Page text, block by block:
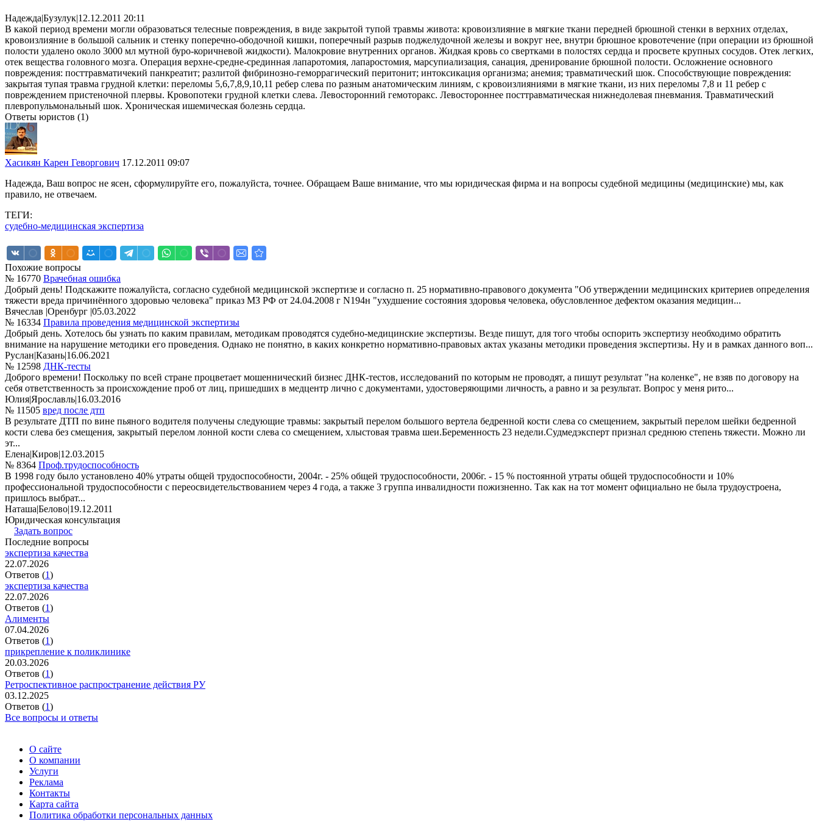
Надежда|Бузулук|12.12.2011 20:11
В какой период времени могли образоваться телесные повреждения, в виде закрытой тупой травмы живота: кровоизлияние в мягкие ткани передней брюшной стенки в верхних отделах,
кровоизлияние в большой сальник и стенку поперечно-ободочной кишки, поперечный разрыв поджелудочной железы и вокруг нее, внутри брюшное кровотечение (при операции из брюшной
полости удалено около 3000 мл мутной буро-коричневой жидкости). Малокровие внутренних органов. Жидкая кровь со свертками в полостях сердца и просвете крупных сосудов. Отек легких,
отек вещества головного мозга. Операция верхне-средне-срединная лапаротомия, лапаростомия, марсупиализация, санация, дренирование брюшной полости. Осложнение основного
повреждения: посттравматичекий панкреатит; разлитой фибринозно-геморрагический перитонит; интоксикация организма; анемия; травматический шок. Способствующие повреждения:
закрытая тупая травма грудной клетки: переломы 5,6,7,8,9,10,11 ребер слева по разным анатомическим линиям, с кровоизлияниями в мягкие ткани, из них переломы 7,8 и 11 ребер с
повреждением пристеночной плервы. Кровопотеки грудной клетки слева. Левосторонний гемоторакс. Левостороннее посттравматическая нижнедолевая пневмания. Травматический
плевропульмональный шок. Хроническая ишемическая болезнь сердца.
Ответы юристов (1)
Хасикян Карен Геворгович 17.12.2011 09:07
Надежда, Ваш вопрос не ясен, сформулируйте его, пожалуйста, точнее. Обращаем Ваше внимание, что мы юридическая фирма и на вопросы судебной медицины (медицинские) мы, как
правило, не отвечаем.
ТЕГИ:
судебно-медицинская экспертиза
Похожие вопросы
№ 16770 Врачебная ошибка
Добрый день! Подскажите пожалуйста, согласно судебной медицинской экспертизе и согласно п. 25 нормативно-правового документа "Об утверждении медицинских критериев определения
тяжести вреда причинённого здоровью человека" приказ МЗ РФ от 24.04.2008 г N194н "ухудшение состояния здоровья человека, обусловленное дефектом оказания медицин...
Вячеслав |Оренбург |05.03.2022
№ 16334 Правила проведения медицинской экспертизы
Добрый день. Хотелось бы узнать по каким правилам, методикам проводятся судебно-медицинские экспертизы. Везде пишут, для того чтобы оспорить экспертизу необходимо обратить
внимание на нарушение методики его проведения. Однако не понятно, в каких конкретно нормативно-правовых актах указаны методики проведения экспертизы. Ну и в рамках данного воп...
Руслан|Казань|16.06.2021
№ 12598 ДНК-тесты
Доброго времени! Поскольку по всей стране процветает мошеннический бизнес ДНК-тестов, исследований по которым не проводят, а пишут результат "на коленке", не взяв по договору на
себя ответственность за происхождение проб от лиц, пришедших в медцентр лично с документами, удостоверяющими личность, а равно и за результат. Вопрос у меня рито...
Юлия|Ярославль|16.03.2016
№ 11505 вред после дтп
В результате ДТП по вине пьяного водителя получены следующие травмы: закрытый перелом большого вертела бедренной кости слева со смещением, закрытый перелом шейки бедренной
кости слева без смещения, закрытый перелом лонной кости слева со смещением, хлыстовая травма шеи.Беременность 23 недели.Судмедэксперт признал среднюю степень тяжести. Можно ли
эт...
Елена|Киров|12.03.2015
№ 8364 Проф.трудоспособность
В 1998 году было установлено 40% утраты общей трудоспособности, 2004г. - 25% общей трудоспособности, 2006г. - 15 % постоянной утраты общей трудоспособности и 10%
профессиональной трудоспособности с переосвидетельствованием через 4 года, а также 3 группа инвалидности пожизненно. Так как на тот момент официально не была трудоустроена,
пришлось выбрат...
Наташа|Белово|19.12.2011
Юридическая консультация
Задать вопрос
Последние вопросы
экспертиза качества
22.07.2026
Ответов (1)
экспертиза качества
22.07.2026
Ответов (1)
Алименты
07.04.2026
Ответов (1)
прикрепление к поликлинике
20.03.2026
Ответов (1)
Ретроспективное распространение действия РУ
03.12.2025
Ответов (1)
Все вопросы и ответы
О сайте
О компании
Услуги
Реклама
Контакты
Карта сайта
Политика обработки персональных данных